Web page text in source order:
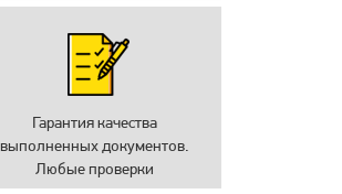
Гарантия качества
выполненных документов.
Любые проверки